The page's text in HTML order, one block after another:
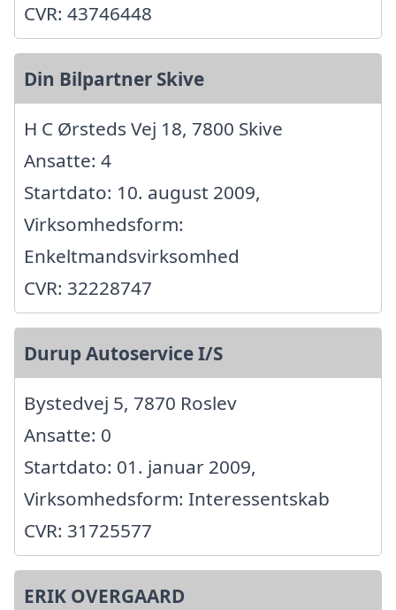
CVR: 43746448
Din Bilpartner Skive
H C Ørsteds Vej 18, 7800 Skive
Ansatte: 4
Startdato: 10. august 2009,
Virksomhedsform:
Enkeltmandsvirksomhed
CVR: 32228747
Durup Autoservice I/S
Bystedvej 5, 7870 Roslev
Ansatte: 0
Startdato: 01. januar 2009,
Virksomhedsform: Interessentskab
CVR: 31725577
ERIK OVERGAARD